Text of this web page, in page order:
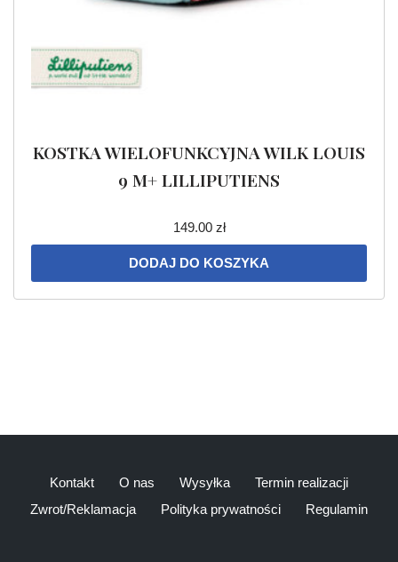
KOSTKA WIELOFUNKCYJNA WILK LOUIS
9 M+ LILLIPUTIENS
149.00 zł
DODAJ DO KOSZYKA
Kontakt O nas Wysyłka
Termin realizacji
Zwrot/Reklamacja
Polityka prywatności Regulamin